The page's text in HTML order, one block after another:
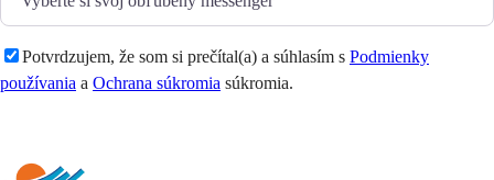
Potvrdzujem, že som si prečítal(a) a súhlasím s Podmienky
používania a Ochrana súkromia súkromia.